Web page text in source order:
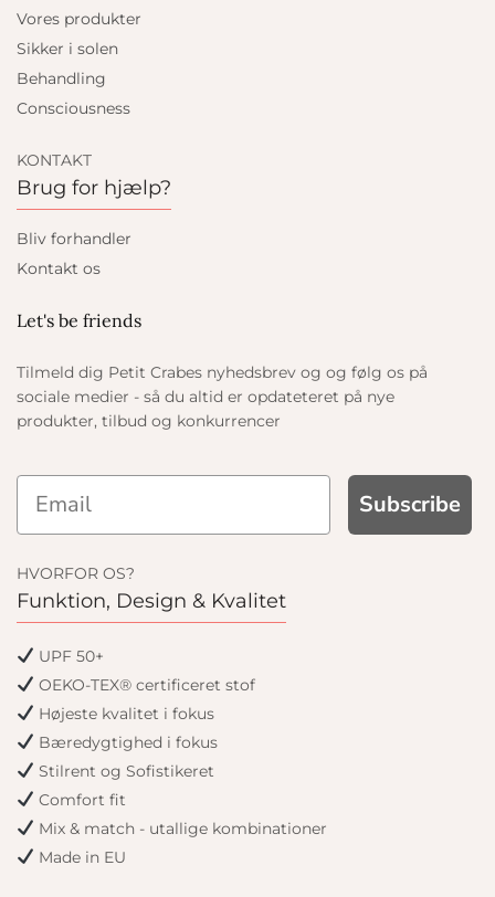
Vores produkter
Sikker i solen
Behandling
Consciousness
KONTAKT
Brug for hjælp?
Bliv forhandler
Kontakt os
Let's be friends
Tilmeld dig Petit Crabes nyhedsbrev og og følg os på
sociale medier - så du altid er opdateteret på nye
produkter, tilbud og konkurrencer
Subscribe
HVORFOR OS?
Funktion, Design & Kvalitet
UPF 50+
OEKO-TEX® certificeret stof
Højeste kvalitet i fokus
Bæredygtighed i fokus
Stilrent og Sofistikeret
Comfort fit
Mix & match - utallige kombinationer
Made in EU